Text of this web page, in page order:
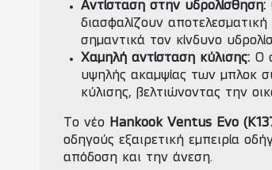
Αντίσταση στην υδρολίσθηση:
διασφαλίζουν
σημαντικά τον κίνδυνο
Χαμηλή αντίσταση κύλισης: Ο
υψηλής ακαμψίας των μπλοκ
κύλισης, βελτιώνοντας την
Το νέο Hankook Ventus Evo
οδηγούς εξαιρετική εμπειρία
απόδοση και την άνεση.